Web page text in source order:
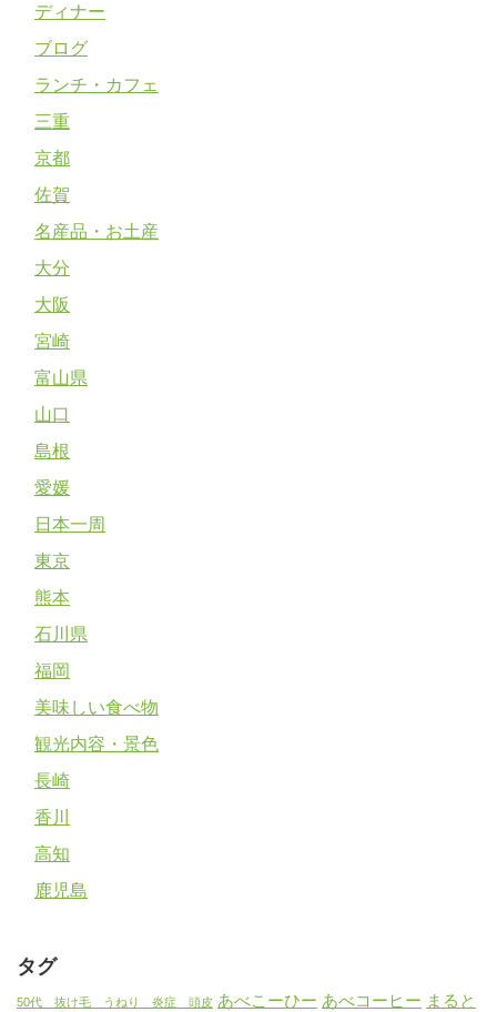
ディナー
ブログ
ランチ・カフェ
三重
京都
佐賀
名産品・お土産
大分
大阪
宮崎
富山県
山口
島根
愛媛
日本一周
東京
熊本
石川県
福岡
美味しい食べ物
観光内容・景色
長崎
香川
高知
鹿児島
タグ
50代 抜け毛 うねり 炎症 頭皮 あべこーひー あべコーヒー まると